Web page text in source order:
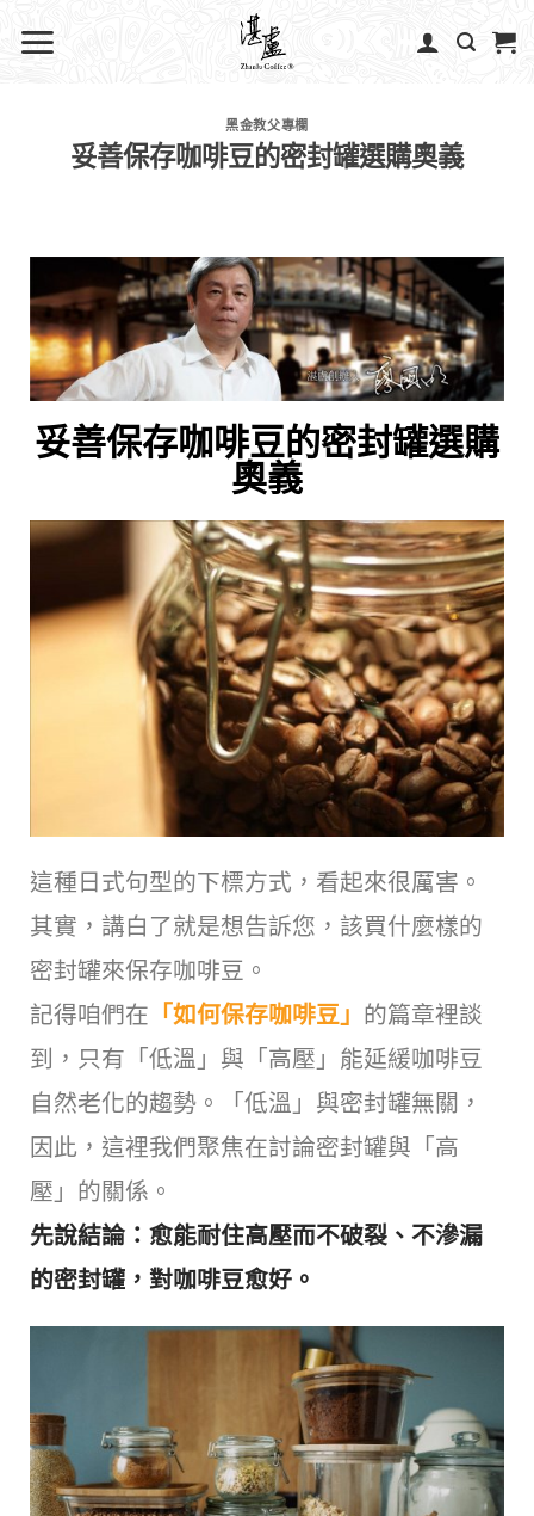
黑金教父專欄
妥善保存咖啡豆的密封罐選購奧義
妥善保存咖啡豆的密封罐選購
奧義
這種日式句型的下標方式，看起來很厲害。
其實，講白了就是想告訴您，該買什麼樣的
密封罐來保存咖啡豆。
記得咱們在 「如何保存咖啡豆」 的篇章裡談
到，只有「低溫」與「高壓」能延緩咖啡豆
自然老化的趨勢。「低溫」與密封罐無關，
因此，這裡我們聚焦在討論密封罐與「高
壓」的關係。
先說結論：愈能耐住高壓而不破裂、不滲漏
的密封罐，對咖啡豆愈好。